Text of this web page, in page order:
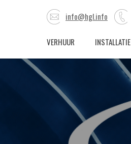
info@hgl.info
VERHUUR INSTALLATIE